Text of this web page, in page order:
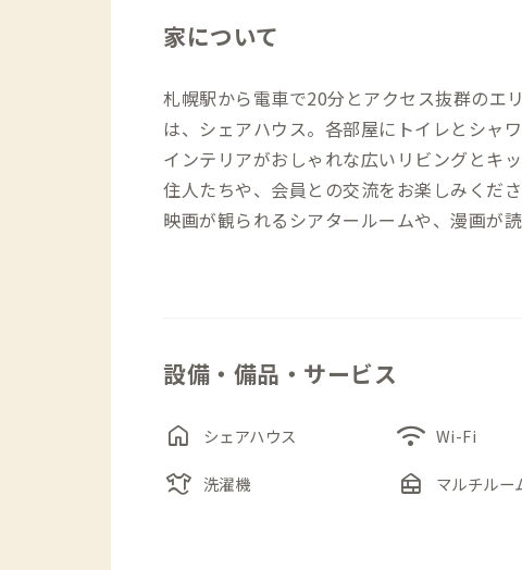
家について
札幌駅から電車で20分とアクセス抜群のエ
は、シェアハウス。各部屋にトイレとシャ
インテリアがおしゃれな広いリビングとキ
住人たちや、会員との交流をお楽しみくだ
映画が観られるシアタールームや、漫画が
設備・備品・サービス
home シェアハウス wifi Wi-Fi
laundry 洗濯機 nest_multi_room マルチルー